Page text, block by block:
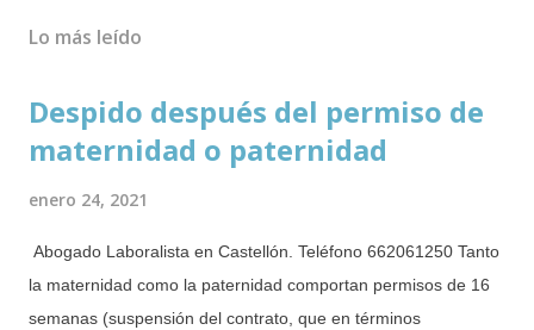
Lo más leído
Despido después del permiso de
maternidad o paternidad
enero 24, 2021
Abogado Laboralista en Castellón. Teléfono 662061250 Tanto
la maternidad como la paternidad comportan permisos de 16
semanas (suspensión del contrato, que en términos